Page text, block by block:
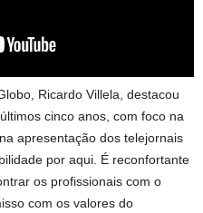
Ricardo Villela, destacou
cinco anos, com foco na
apresentação dos telejornais
por aqui. É reconfortante
os profissionais com o
com os valores do